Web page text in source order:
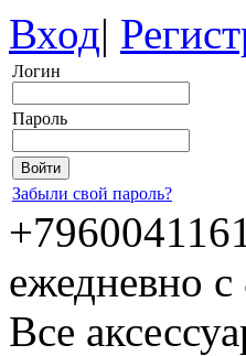
Вход|
Логин
Пароль
Забыли свой пароль?
ежедневно
Все